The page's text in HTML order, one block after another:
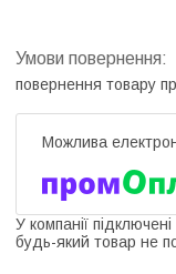
повернення товару
У компанії
будь-який товар не